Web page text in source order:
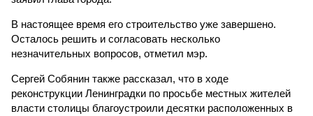
В настоящее время его строительство уже завершено.
Осталось решить и согласовать несколько
незначительных вопросов, отметил мэр.
Сергей Собянин также рассказал, что в ходе
реконструкции Ленинградки по просьбе местных жителей
власти столицы благоустроили десятки расположенных в